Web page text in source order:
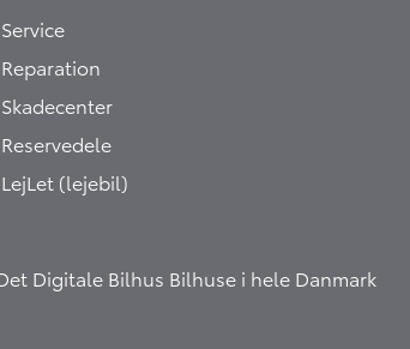
Service
Reparation
Skadecenter
Reservedele
LejLet (lejebil)
Digitale Bilhus Bilhuse i hele Danmark